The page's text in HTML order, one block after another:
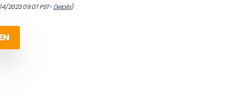
2023 09:07 PST-Details)